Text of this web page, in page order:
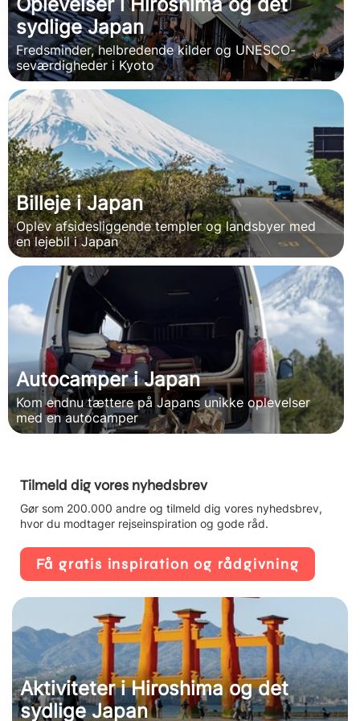
Oplevelser i Hiroshima og det
sydlige Japan
Fredsminder, helbredende kilder og UNESCO-
seværdigheder i Kyoto
Billeje i Japan
Oplev afsidesliggende templer og landsbyer med
en lejebil i Japan
Autocamper i Japan
Kom endnu tættere på Japans unikke oplevelser
med en autocamper
Tilmeld dig vores nyhedsbrev
Gør som 200.000 andre og tilmeld dig vores nyhedsbrev,
hvor du modtager rejseinspiration og gode råd.
Få gratis inspiration og rådgivning
Aktiviteter i Hiroshima og det
sydlige Japan